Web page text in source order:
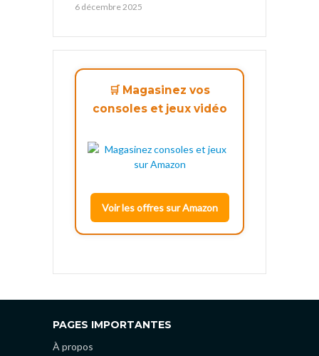
6 décembre 2025
🛒 Magasinez vos
consoles et jeux vidéo
Voir les offres sur Amazon
PAGES IMPORTANTES
À propos